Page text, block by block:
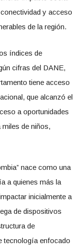
y acceso
de la región.
índices de
cifras del DANE,
tiene acceso
que alcanzó el
a oportunidades
de niños,
nace como una
a quienes más la
inicialmente a
de dispositivos
de
tecnología enfocado